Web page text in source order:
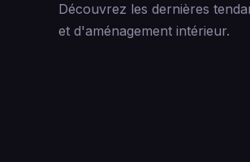
Découvrez les dernières
et d'aménagement intérieur.